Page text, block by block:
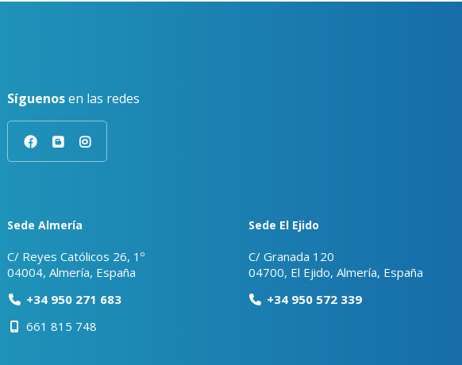
Síguenosen las redes
Sede Almería
C/ Reyes Católicos 26, 1º
04004, Almería, España
+34 950 271 683
661 815 748
Sede El Ejido
C/ Granada 120
04700, El Ejido, Almería, España
+34 950 572 339